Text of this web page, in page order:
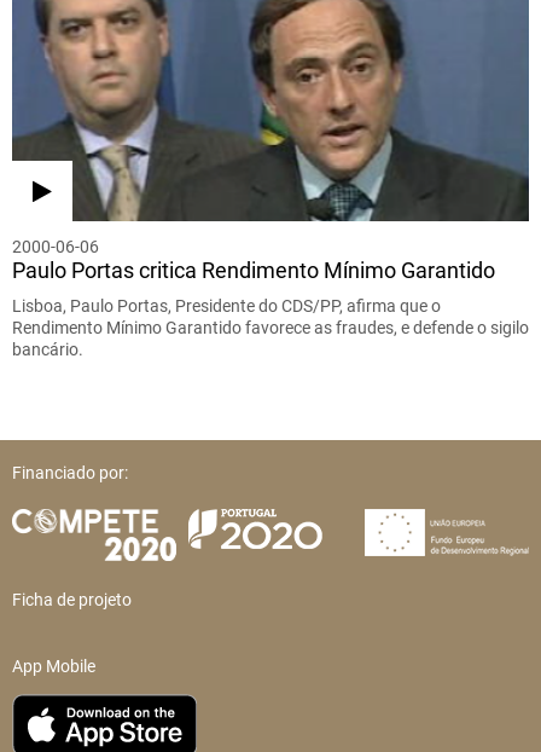
2000-06-06
Paulo Portas critica Rendimento Mínimo Garantido
Lisboa, Paulo Portas, Presidente do CDS/PP, afirma que o
Rendimento Mínimo Garantido favorece as fraudes, e defende o sigilo
bancário.
Financiado por:
Ficha de projeto
App Mobile